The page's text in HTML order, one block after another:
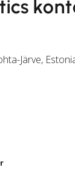
Järve,